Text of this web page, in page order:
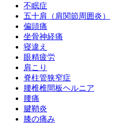
不眠症
五十肩（肩関節周囲炎）
偏頭痛
坐骨神経痛
寝違え
眼精疲労
肩こり
脊柱管狭窄症
腰椎椎間板ヘルニア
腰痛
腱鞘炎
膝の痛み